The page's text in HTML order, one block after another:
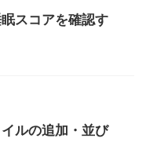
スコアを確認す
ルの追加・並び